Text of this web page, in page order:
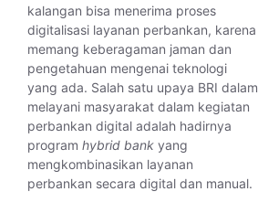
kalangan bisa menerima proses
digitalisasi layanan perbankan, karena
memang keberagaman jaman dan
pengetahuan mengenai teknologi
yang ada. Salah satu upaya BRI dalam
melayani masyarakat dalam kegiatan
perbankan digital adalah hadirnya
program hybrid bank yang
mengkombinasikan layanan
perbankan secara digital dan manual.